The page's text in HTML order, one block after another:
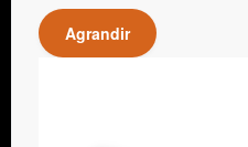
Agrandir